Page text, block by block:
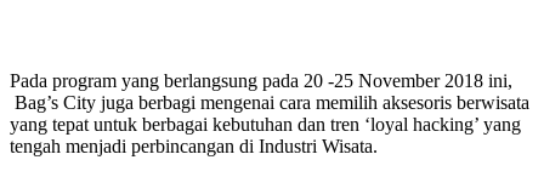
Pada program yang berlangsung pada 20 -25 November 2018 ini,
Bag’s City juga berbagi mengenai cara memilih aksesoris berwisata
yang tepat untuk berbagai kebutuhan dan tren ‘loyal hacking’ yang
tengah menjadi perbincangan di Industri Wisata.